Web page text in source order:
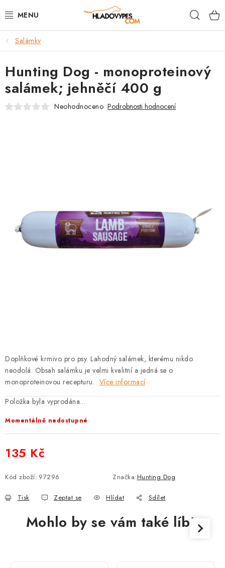
na
POTŘEBY PRO PSY
TAMI PŘEPRAVNÍ BOXY
SPORT SE PSEM
PRODEJNA
Podmínky ochrany osobních údajů
Zásady použivání souboru cookies
Hodnocení obchodu
FAQ
Salámky
Doplňkové krmivo pro psy. Lahodný salámek, kterému nikdo
neodolá. Obsah salámku je velmi kvalitní a jedná se o
monoproteinovou recepturu. Více informací
Položka byla vyprodána…
Momentálně nedostupné
135 Kč
Kód zboží: 97296 Značka:Hunting Dog
Tisk Zeptat se Hlídat Sdílet
Hunting Dog - monoproteinový
salámek; jehněčí 400 g
Neohodnoceno Podrobnosti hodnocení
Mohlo by se vám také líbit